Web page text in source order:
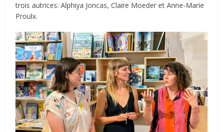
trois autrices: Alphiya Joncas, Claire Moeder et Anne-Marie
Proulx.